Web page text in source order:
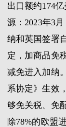
出口额约174
源：2023年3
纳和英国签署
定，加商品免
减免进入加纳
系协定》生效
够免关税、免
除78%的欧盟